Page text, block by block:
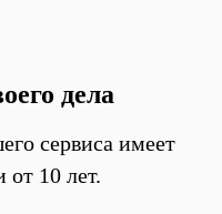
дела
сервиса имеет
от 10 лет.